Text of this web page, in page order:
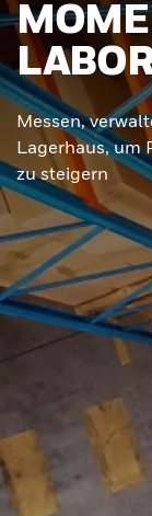
Messen,
Lagerhaus, um
zu steigern